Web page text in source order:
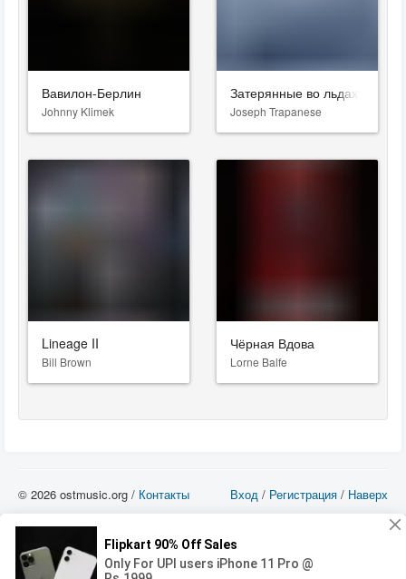
Вавилон-Берлин
Johnny Klimek
Затерянные во льдах
Joseph Trapanese
Lineage II
Bill Brown
Чёрная Вдова
Lorne Balfe
Вход / Регистрация / Наверх
© 2026 ostmusic.org / Контакты
можете использовать такие материалы только в том в случае, если
использование производится с ознакомительными целями - для прочих целей